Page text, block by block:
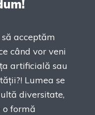
acceptăm
când vor veni
artificială sau
Lumea se
diversitate,
o formă